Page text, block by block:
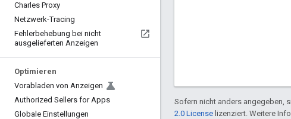
Charles Proxy
Netzwerk-Tracing
Fehlerbehebung bei nicht
ausgelieferten Anzeigen
Optimieren
Vorabladen von Anzeigen
Authorized Sellers for Apps
Globale Einstellungen
Sofern nicht anders angegeben,
2.0 License lizenziert. Weitere